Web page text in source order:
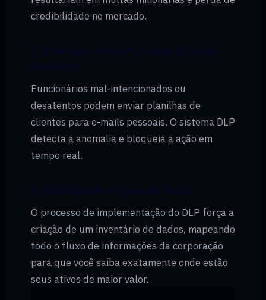
credibilidade no mercado.
Funcionários mal-intencionados ou
desatentos podem enviar planilhas de
clientes para e-mails pessoais. O sistema DLP
detecta a anomalia e bloqueia a ação em
tempo real.
O processo de implementação do DLP força a
criação de um inventário de dados, mapeando
todo o fluxo de informações da corporação
para que você saiba exatamente onde estão
seus ativos de maior valor.